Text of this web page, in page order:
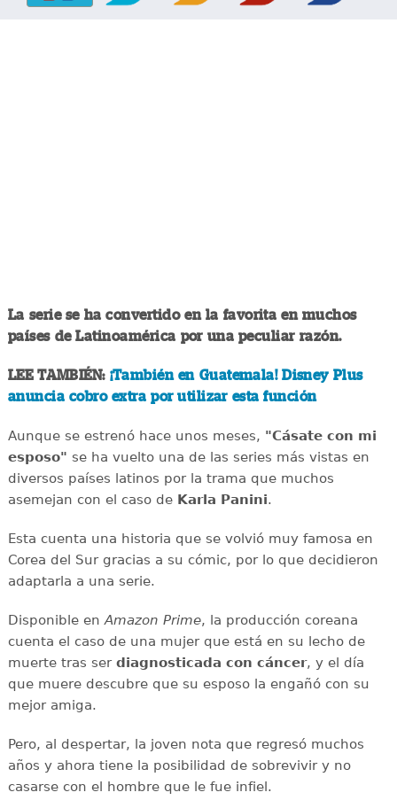
La serie se ha convertido en la favorita en muchos
países de Latinoamérica por una peculiar razón.
LEE TAMBIÉN: ¡También en Guatemala! Disney Plus
anuncia cobro extra por utilizar esta función
Aunque se estrenó hace unos meses, "Cásate con mi
esposo" se ha vuelto una de las series más vistas en
diversos países latinos por la trama que muchos
asemejan con el caso deKarla Panini.
Esta cuenta una historia que se volvió muy famosa en
Corea del Sur gracias a su cómic, por lo que decidieron
adaptarla a una serie.
Disponible enAmazon Prime, la producción coreana
cuenta el caso de una mujer que está en su lecho de
muerte tras ser diagnosticada con cáncer, y el día
que muere descubre que su esposo la engañó con su
mejor amiga.
Pero, al despertar, la joven nota que regresó muchos
años y ahora tiene la posibilidad de sobrevivir y no
casarse con el hombre que le fue infiel.